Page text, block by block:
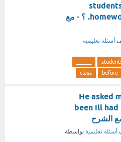
homework before class. ؟ - مع
أسئلة تعليمية
before
class
He asked
been ill had
أسئلة تعليمية بواسطة